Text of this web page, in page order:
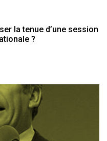
la tenue d’une session
?